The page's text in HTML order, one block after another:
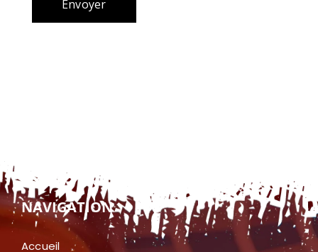
NAVIGATION
Accueil